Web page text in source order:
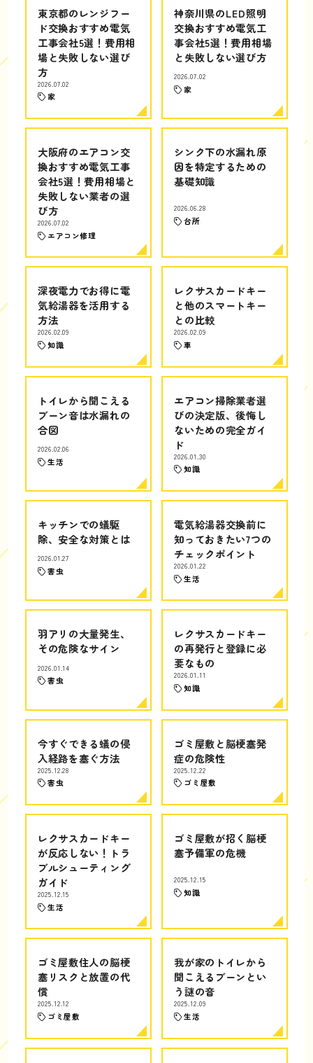
東京都のレンジフー
ド交換おすすめ電気
工事会社5選！費用相
場と失敗しない選び
方
2026.07.02
家
神奈川県のLED照明
交換おすすめ電気工
事会社5選！費用相場
と失敗しない選び方
2026.07.02
家
大阪府のエアコン交
換おすすめ電気工事
会社5選！費用相場と
失敗しない業者の選
び方
2026.07.02
エアコン修理
シンク下の水漏れ原
因を特定するための
基礎知識
2026.06.28
台所
深夜電力でお得に電
気給湯器を活用する
方法
2026.02.09
知識
レクサスカードキー
と他のスマートキー
との比較
2026.02.09
車
トイレから聞こえる
ブーン音は水漏れの
合図
2026.02.06
生活
エアコン掃除業者選
びの決定版、後悔し
ないための完全ガイ
ド
2026.01.30
知識
キッチンでの蟻駆
除、安全な対策とは
2026.01.27
害虫
電気給湯器交換前に
知っておきたい7つの
チェックポイント
2026.01.22
生活
羽アリの大量発生、
その危険なサイン
2026.01.14
害虫
レクサスカードキー
の再発行と登録に必
要なもの
2026.01.11
知識
今すぐできる蟻の侵
入経路を塞ぐ方法
2025.12.28
害虫
ゴミ屋敷と脳梗塞発
症の危険性
2025.12.22
ゴミ屋敷
レクサスカードキー
が反応しない！トラ
ブルシューティング
ガイド
2025.12.15
生活
ゴミ屋敷が招く脳梗
塞予備軍の危機
2025.12.15
知識
ゴミ屋敷住人の脳梗
塞リスクと放置の代
償
2025.12.12
ゴミ屋敷
我が家のトイレから
聞こえるブーンとい
う謎の音
2025.12.09
生活